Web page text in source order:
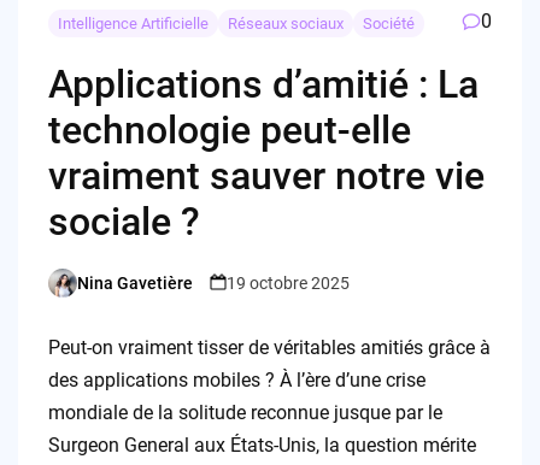
Intelligence Artificielle Réseaux sociaux Société 0
Applications d’amitié : La
technologie peut-elle
vraiment sauver notre vie
sociale ?
Posted
Nina Gavetière 19 octobre 2025
Peut-on vraiment tisser de véritables amitiés grâce à
des applications mobiles ? À l’ère d’une crise
mondiale de la solitude reconnue jusque par le
Surgeon General aux États-Unis, la question mérite